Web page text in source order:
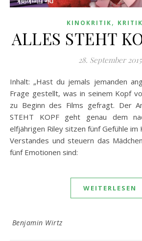
KINOKRITIK,
ALLES STEHT
28. September 2015
Inhalt: „Hast du jemals jemanden angesehen und dir die
Frage gestellt, was in seinem Kopf
zu Beginn des Films gefragt. Der
STEHT KOPF geht genau dem
elfjährigen Riley sitzen fünf Gefühle
Verstandes und steuern das
fünf Emotionen sind:
WEITERLESEN
Benjamin Wirtz